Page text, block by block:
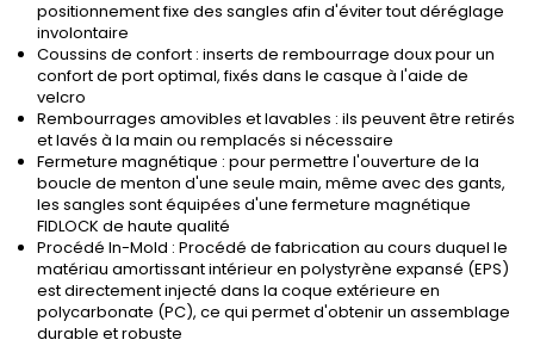
positionnement fixe des sangles afin d'éviter tout déréglage
involontaire
Coussins de confort : inserts de rembourrage doux pour un
confort de port optimal, fixés dans le casque à l'aide de
velcro
Rembourrages amovibles et lavables : ils peuvent être retirés
et lavés à la main ou remplacés si nécessaire
Fermeture magnétique : pour permettre l'ouverture de la
boucle de menton d'une seule main, même avec des gants,
les sangles sont équipées d'une fermeture magnétique
FIDLOCK de haute qualité
Procédé In-Mold : Procédé de fabrication au cours duquel le
matériau amortissant intérieur en polystyrène expansé (EPS)
est directement injecté dans la coque extérieure en
polycarbonate (PC), ce qui permet d'obtenir un assemblage
durable et robuste